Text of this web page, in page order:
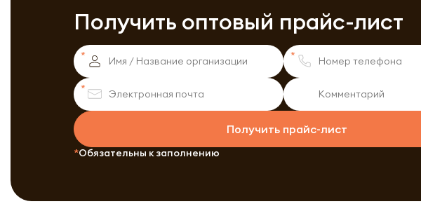
Получить оптовый прайс-лист
Получить прайс-лист
Обязательны к заполнению